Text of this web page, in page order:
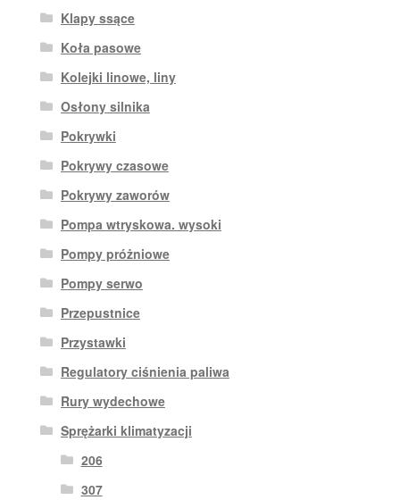
Klapy ssące
Koła pasowe
Kolejki linowe, liny
Osłony silnika
Pokrywki
Pokrywy czasowe
Pokrywy zaworów
Pompa wtryskowa. wysoki
Pompy próżniowe
Pompy serwo
Przepustnice
Przystawki
Regulatory ciśnienia paliwa
Rury wydechowe
Sprężarki klimatyzacji
206
307